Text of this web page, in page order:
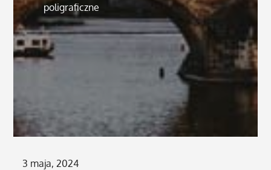
poligraficzne
Posted
3 maja, 2024